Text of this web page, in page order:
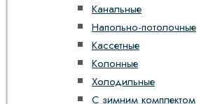
Канальные
Напольно-потолочные
Кассетные
Колонные
Холодильные
С зимним комплектом